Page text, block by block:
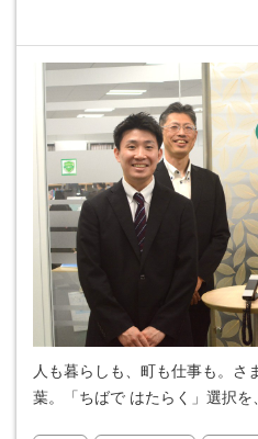
人も暮らしも、町も仕事も。さ
葉。「ちばで はたらく」選択